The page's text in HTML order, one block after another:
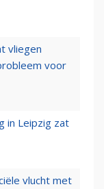
vliegen
voor
in Leipzig zat
vlucht met